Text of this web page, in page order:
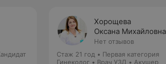
Хорощева
Оксана Михайловна
Нет отзывов
Стаж 21 год • Первая категория
Гинеколог • Врач УЗД • Акушер